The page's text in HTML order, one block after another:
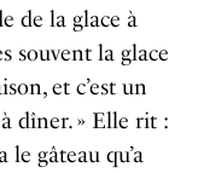
de la glace à
souvent la glace
et c’est un
dîner. » Elle rit :
le gâteau qu’a